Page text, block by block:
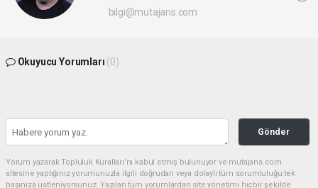
bilgi@mutajans.com
Okuyucu Yorumları (0)
Gönder
Yorum yazarak Topluluk Kuralları’nı kabul etmiş bulunuyor ve mutajans.com
sitesine yaptığınız yorumunuzla ilgili doğrudan veya dolaylı tüm sorumluluğu tek
başınıza üstleniyorsunuz. Yazılan tüm yorumlardan site yönetimi hiçbir şekilde